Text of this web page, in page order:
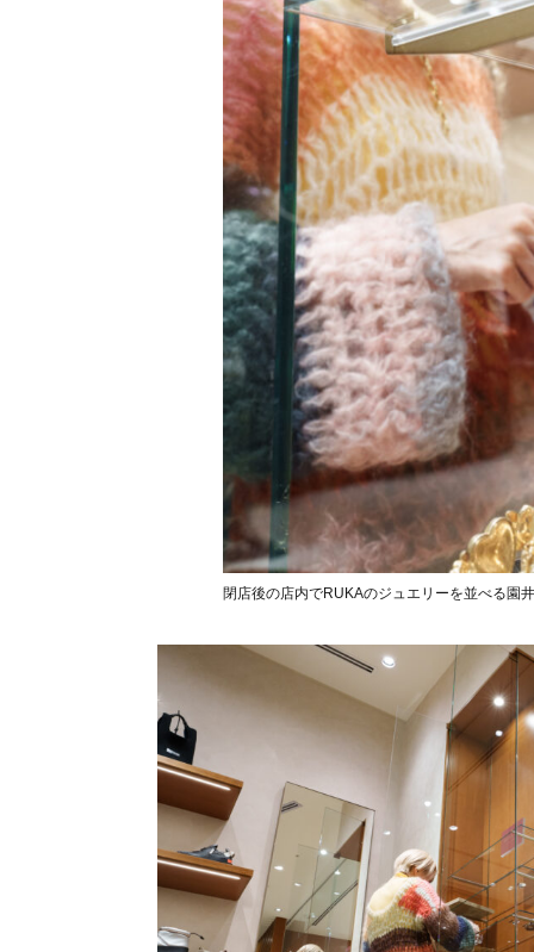
閉店後の店内でRUKAのジュエリーを並べる園